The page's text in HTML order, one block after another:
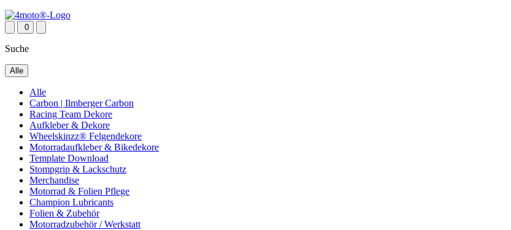
0
Suche
Alle
Alle
Carbon | Ilmberger Carbon
Racing Team Dekore
Aufkleber & Dekore
Wheelskinzz® Felgendekore
Motorradaufkleber & Bikedekore
Template Download
Stompgrip & Lackschutz
Merchandise
Motorrad & Folien Pflege
Champion Lubricants
Folien & Zubehör
Motorradzubehör / Werkstatt